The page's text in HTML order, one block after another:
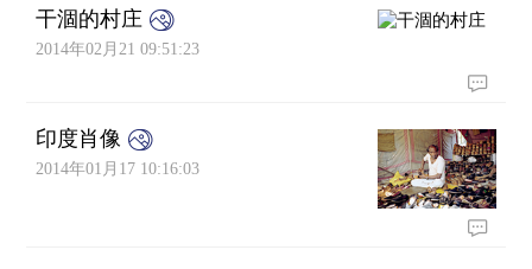
干涸的村庄
2014年02月21 09:51:23
印度肖像
2014年01月17 10:16:03